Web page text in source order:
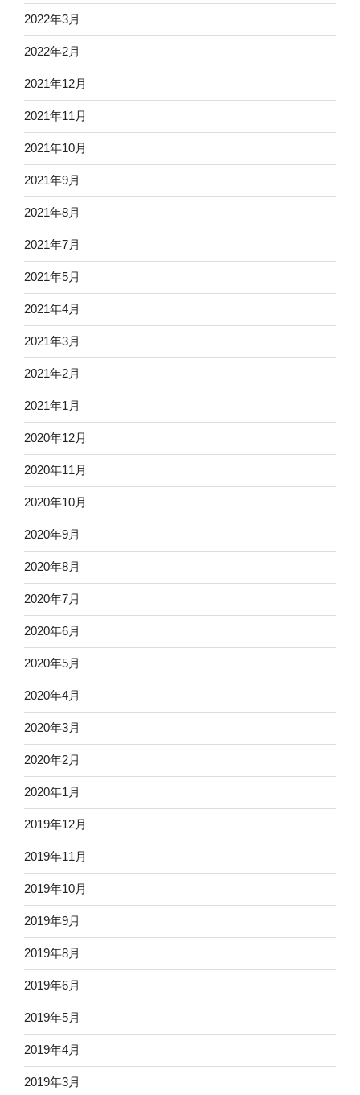
2022年3月
2022年2月
2021年12月
2021年11月
2021年10月
2021年9月
2021年8月
2021年7月
2021年5月
2021年4月
2021年3月
2021年2月
2021年1月
2020年12月
2020年11月
2020年10月
2020年9月
2020年8月
2020年7月
2020年6月
2020年5月
2020年4月
2020年3月
2020年2月
2020年1月
2019年12月
2019年11月
2019年10月
2019年9月
2019年8月
2019年6月
2019年5月
2019年4月
2019年3月